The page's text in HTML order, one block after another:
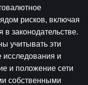
рисков, включая
в законодательстве.
учитывать эти
исследования и
и положение сети
собственными